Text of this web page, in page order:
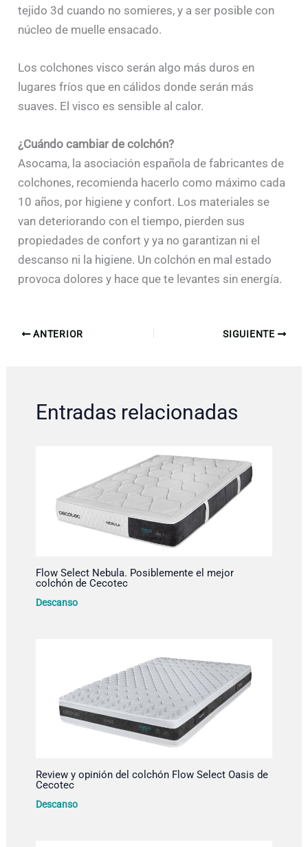
tejido 3d cuando no somieres, y a ser posible con
núcleo de muelle ensacado.
Los colchones visco serán algo más duros en
lugares fríos que en cálidos donde serán más
suaves. El visco es sensible al calor.
¿Cuándo cambiar de colchón?
Asocama, la asociación española de fabricantes de
colchones, recomienda hacerlo como máximo cada
10 años, por higiene y confort. Los materiales se
van deteriorando con el tiempo, pierden sus
propiedades de confort y ya no garantizan ni el
descanso ni la higiene. Un colchón en mal estado
provoca dolores y hace que te levantes sin energía.
ANTERIOR SIGUIENTE
Entradas relacionadas
Flow Select Nebula. Posiblemente el mejor
colchón de Cecotec
Descanso
Review y opinión del colchón Flow Select Oasis de
Cecotec
Descanso